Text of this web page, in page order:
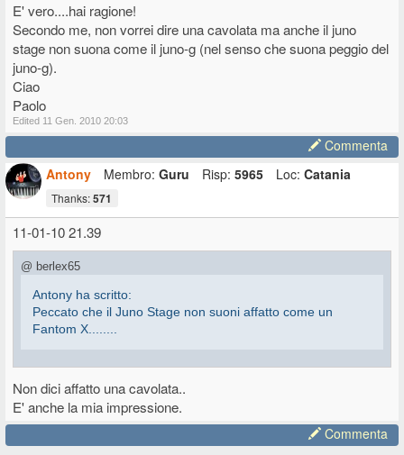
E' vero....hai ragione!
Secondo me, non vorrei dire una cavolata ma anche il juno
stage non suona come il juno-g (nel senso che suona peggio del
juno-g).
Ciao
Paolo
Edited 11 Gen. 2010 20:03
Commenta
Antony
Membro: Guru Risp: 5965 Loc: Catania
Thanks:571
11-01-10 21.39
@ berlex65
Antony ha scritto:
Peccato che il Juno Stage non suoni affatto come un
Fantom X........
Secondo me, non vorrei dire una cavolata ma anche il juno stage non
suona come il juno-g (nel senso che suona peggio del juno-g).
Ciao
Non dici affatto una cavolata..
E' anche la mia impressione.
Commenta